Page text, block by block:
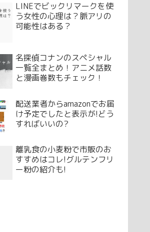
LINEでビックリマークを使
う女性の心理は？脈アリの
可能性はある？
名探偵コナンのスペシャル
一覧全まとめ！アニメ話数
と漫画巻数もチェック！
配送業者からamazonでお届
け予定でしたと表示が!どう
すればいいの?
離乳食の小麦粉で市販のお
すすめはコレ!グルテンフリ
ー粉の紹介も!